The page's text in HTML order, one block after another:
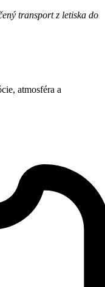
transport z letiska do
atmosféra a